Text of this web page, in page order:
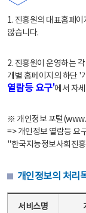
1. 진흥원의 대표홈페
않습니다.
2. 진흥원이 운영하는
개별 홈페이지의 하단 '
열람등 요구'에서 자
※ 개인정보 포털
=> 개인정보 열람등 요
"한국지능정보사회진
개인정보의 처리
서비스명